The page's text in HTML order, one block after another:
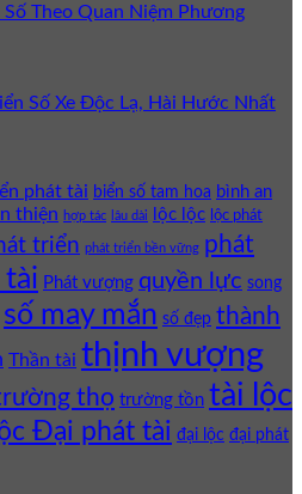
Số Theo Quan Niệm Phương
Số Xe Độc Lạ, Hài Hước Nhất
phát tài biển số tam hoa bình an
thiện hợp tác lâu dài lộc lộc lộc phát
triển phát triển bền vững phát
tài Phát vượng quyền lực song
số may mắn số đẹp thành
Thần tài thịnh vượng
thọ trường tồn tài lộc
Đại phát tài đại lộc đại phát